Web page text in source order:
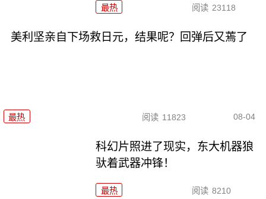
最热 阅读 23118
美利坚亲自下场救日元，结果呢？回弹后又蔫了
最热 阅读 11823 08-04
科幻片照进了现实，东大机器狼
驮着武器冲锋！
最热 阅读 8210